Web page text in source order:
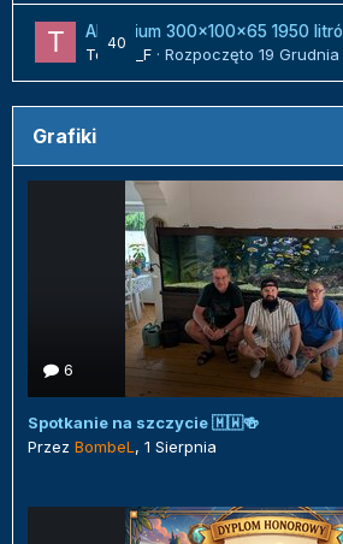
40
Akwarium 300x100x65 1950
Tomek_F · Rozpoczęto 19
Grafiki
6
Spotkanie na szczycie 🇲🇼🍻
Przez BombeL , 1 Sierpnia